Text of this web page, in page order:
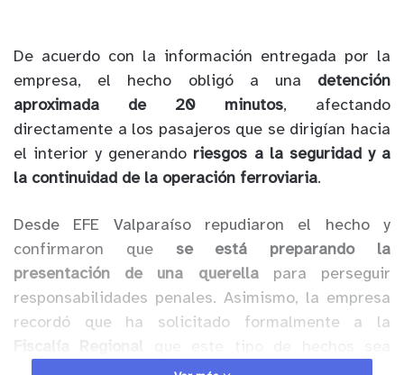
De acuerdo con la información entregada por la
empresa, el hecho obligó a una detención
aproximada de 20 minutos, afectando
directamente a los pasajeros que se dirigían hacia
el interior y generando riesgos a la seguridad y a
la continuidad de la operación ferroviaria.
Desde EFE Valparaíso repudiaron el hecho y
confirmaron que se está preparando la
presentación de una querellapara perseguir
responsabilidades penales. Asimismo, la empresa
recordó que ha solicitado formalmente a la